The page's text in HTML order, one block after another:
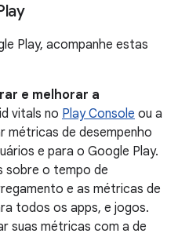
Play, acompanhe estas
e melhorar a
vitals no Play Console ou a
métricas de desempenho
e para o Google Play.
sobre o tempo de
e as métricas de
todos os apps, e jogos.
suas métricas com a de